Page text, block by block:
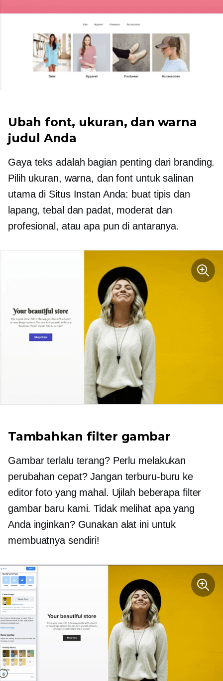
Ubah font, ukuran, dan warna
judul Anda
Gaya teks adalah bagian penting dari branding.
Pilih ukuran, warna, dan font untuk salinan
utama di Situs Instan Anda: buat tipis dan
lapang, tebal dan padat, moderat dan
profesional, atau apa pun di antaranya.
Tambahkan filter gambar
Gambar terlalu terang? Perlu melakukan
perubahan cepat? Jangan terburu-buru ke
editor foto yang mahal. Ujilah beberapa filter
gambar baru kami. Tidak melihat apa yang
Anda inginkan? Gunakan alat ini untuk
membuatnya sendiri!